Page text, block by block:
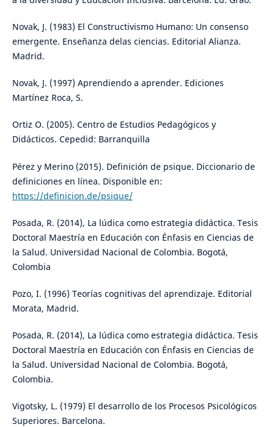
Novak, J. (1983) El Constructivismo Humano: Un consenso
emergente. Enseñanza delas ciencias. Editorial Alianza.
Madrid.
Novak, J. (1997) Aprendiendo a aprender. Ediciones
Martínez Roca, S.
Ortiz O. (2005). Centro de Estudios Pedagógicos y
Didácticos. Cepedid: Barranquilla
Pérez y Merino (2015). Definición de psique. Diccionario de
definiciones en línea. Disponible en:
https://definicion.de/psique/
Posada, R. (2014), La lúdica como estrategia didáctica. Tesis
Doctoral Maestría en Educación con Énfasis en Ciencias de
la Salud. Universidad Nacional de Colombia. Bogotá,
Colombia
Pozo, I. (1996) Teorías cognitivas del aprendizaje. Editorial
Morata, Madrid.
Posada, R. (2014), La lúdica como estrategia didáctica. Tesis
Doctoral Maestría en Educación con Énfasis en Ciencias de
la Salud. Universidad Nacional de Colombia. Bogotá,
Colombia.
Vigotsky, L. (1979) El desarrollo de los Procesos Psicológicos
Superiores. Barcelona.